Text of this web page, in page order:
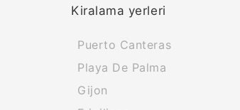
Kiralama yerleri
Puerto Canteras
Playa De Palma
Gijon